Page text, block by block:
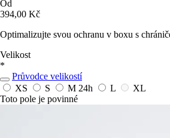
Od
394,00 Kč
Optimalizujte svou ochranu v boxu s
Velikost
*
Průvodce velikostí
XS
S M 24h L
XL
Toto pole je povinné